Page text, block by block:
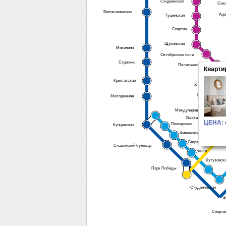
Сходненская
Тушинская
Щукинская
Октябрьское поле
Полежаевская
Улица 1905 года
Выставочная
Международная
Студенческая
Фили
Багратионовская
Филевский парк
Пионерская
Кунцевская
Волоколамская
Мякинино
Строгино
Крылатское
Молодежная
Славянский бульвар
Парк Победы
Спартак
ЦЕНА: